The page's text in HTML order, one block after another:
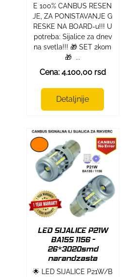
E 100% CANBUS RESEN
JE, ZA PONISTAVANJE G
RESKE NA BOARD-u!!! U
potreba: Sijalice za dnev
na svetla!!! 🎁 SET 2kom
🎁 ...
Cena: 4.100,00 rsd
Detaljnije
LED SIJALICE P21W
BA15S 1156 -
26*3020smd
narandzasta
🌟 LED SIJALICE P21W/B